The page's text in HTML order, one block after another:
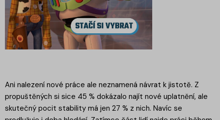
Ani nalezení nové práce ale neznamená návrat k jistotě. Z
propuštěných si sice 45 % dokázalo najít nové uplatnění, ale
skutečný pocit stability má jen 27 % z nich. Navíc se